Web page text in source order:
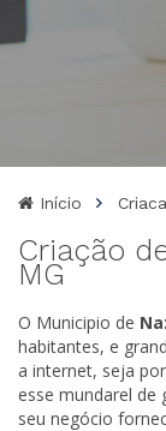
Início
Criação
MG
O Municipio de
habitantes, e
a internet, seja
esse mundarel de
seu negócio